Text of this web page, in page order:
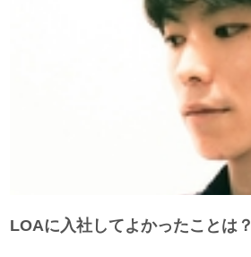
LOAに入社してよかったことは？